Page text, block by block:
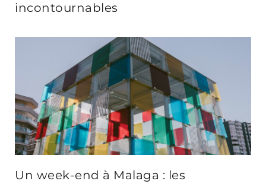
incontournables
Un week-end à Malaga : les